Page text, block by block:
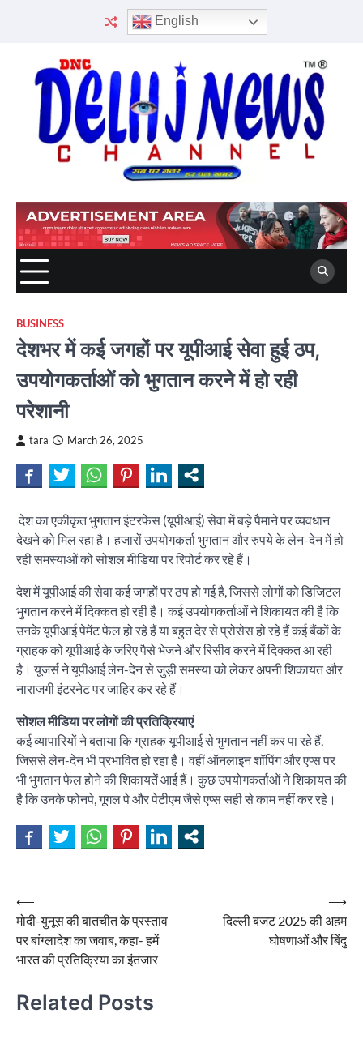
English
BUSINESS
देशभर में कई जगहों पर यूपीआई सेवा हुई ठप,
उपयोगकर्ताओं को भुगतान करने में हो रही
परेशानी
tara March 26, 2025
देश का एकीकृत भुगतान इंटरफेस (यूपीआई) सेवा में बड़े पैमाने पर व्यवधान
देखने को मिल रहा है। हजारों उपयोगकर्ता भुगतान और रुपये के लेन-देन में हो
रही समस्याओं को सोशल मीडिया पर रिपोर्ट कर रहे हैं।
देश में यूपीआई की सेवा कई जगहों पर ठप हो गई है, जिससे लोगों को डिजिटल
भुगतान करने में दिक्कत हो रही है। कई उपयोगकर्ताओं ने शिकायत की है कि
उनके यूपीआई पेमेंट फेल हो रहे हैं या बहुत देर से प्रोसेस हो रहे हैं कई बैंकों के
ग्राहक को यूपीआई के जरिए पैसे भेजने और रिसीव करने में दिक्कत आ रही
है। यूजर्स ने यूपीआई लेन-देन से जुड़ी समस्या को लेकर अपनी शिकायत और
नाराजगी इंटरनेट पर जाहिर कर रहे हैं।
सोशल मीडिया पर लोगों की प्रतिक्रियाएं
कई व्यापारियों ने बताया कि ग्राहक यूपीआई से भुगतान नहीं कर पा रहे हैं,
जिससे लेन-देन भी प्रभावित हो रहा है। वहीं ऑनलाइन शॉपिंग और एप्स पर
भी भुगतान फेल होने की शिकायतें आई हैं। कुछ उपयोगकर्ताओं ने शिकायत की
है कि उनके फोनपे, गूगल पे और पेटीएम जैसे एप्स सही से काम नहीं कर रहे।
Post
navigation
⟵
मोदी-युनूस की बातचीत के प्रस्ताव
पर बांग्लादेश का जवाब, कहा- हमें
भारत की प्रतिक्रिया का इंतजार
दिल्ली बजट 2025 की अहम
घोषणाओं और बिंदु
⟶
Related Posts